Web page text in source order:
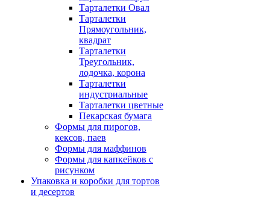
Тарталетки Овал
Тарталетки
Прямоугольник,
квадрат
Тарталетки
Треугольник,
лодочка, корона
Тарталетки
индустриальные
Тарталетки цветные
Пекарская бумага
Формы для пирогов,
кексов, паев
Формы для маффинов
Формы для капкейков с
рисунком
Упаковка и коробки для тортов
и десертов